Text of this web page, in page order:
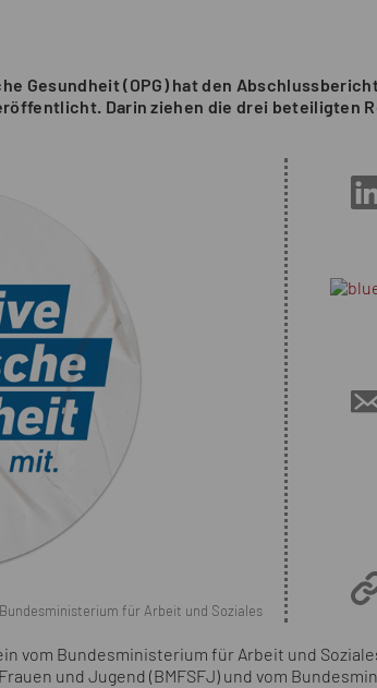
Gesundheit (OPG) hat den
Darin ziehen die drei beteiligten
für Arbeit und Soziales
vom Bundesministerium für Arbeit und
und Jugend (BMFSFJ) und vom